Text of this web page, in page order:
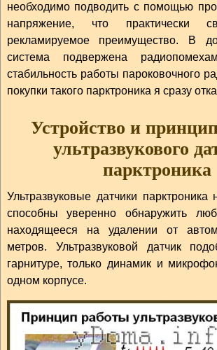
необходимо подводить с помощью
напряжение, что практически
рекламируемое преимущество. В
система подвержена
стабильность работы пароковочного
покупки такого парктроника я сразу
Устройство и
ультразвукового
парктроника
Ультразвуковые датчики парктроника
способны уверенно обнаружить
находящееся на удалении от
метров. Ультразвуковой датчик
гарнитуре, только динамик и
одном корпусе.